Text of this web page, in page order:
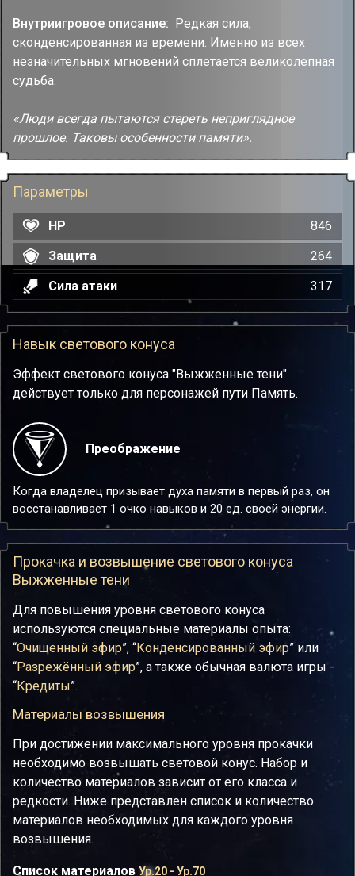
Внутриигровое описание: Редкая сила,
сконденсированная из времени. Именно из всех
незначительных мгновений сплетается великолепная
судьба.
«Люди всегда пытаются стереть неприглядное
прошлое. Таковы особенности памяти».
Параметры
HP
846
Защита
264
Сила атаки
317
Навык светового конуса
Эффект светового конуса "Выжженные тени"
действует только для персонажей пути Память.
Преображение
Когда владелец призывает духа памяти в первый раз, он
восстанавливает 1 очко навыков и 20 ед. своей энергии.
Прокачка и возвышение светового конуса
Выжженные тени
Для повышения уровня светового конуса
используются специальные материалы опыта:
“Очищенный эфир”, “Конденсированный эфир” или
“Разрежённый эфир”, а также обычная валюта игры -
“Кредиты”.
Материалы возвышения
При достижении максимального уровня прокачки
необходимо возвышать световой конус. Набор и
количество материалов зависит от его класса и
редкости. Ниже представлен список и количество
материалов необходимых для каждого уровня
возвышения.
Список материалов Ур.20 - Ур.70